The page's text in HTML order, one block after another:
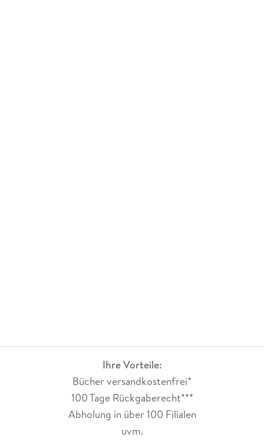
Ihre Vorteile:
Bücher versandkostenfrei*
100 Tage Rückgaberecht***
Abholung in über 100 Filialen
uvm.